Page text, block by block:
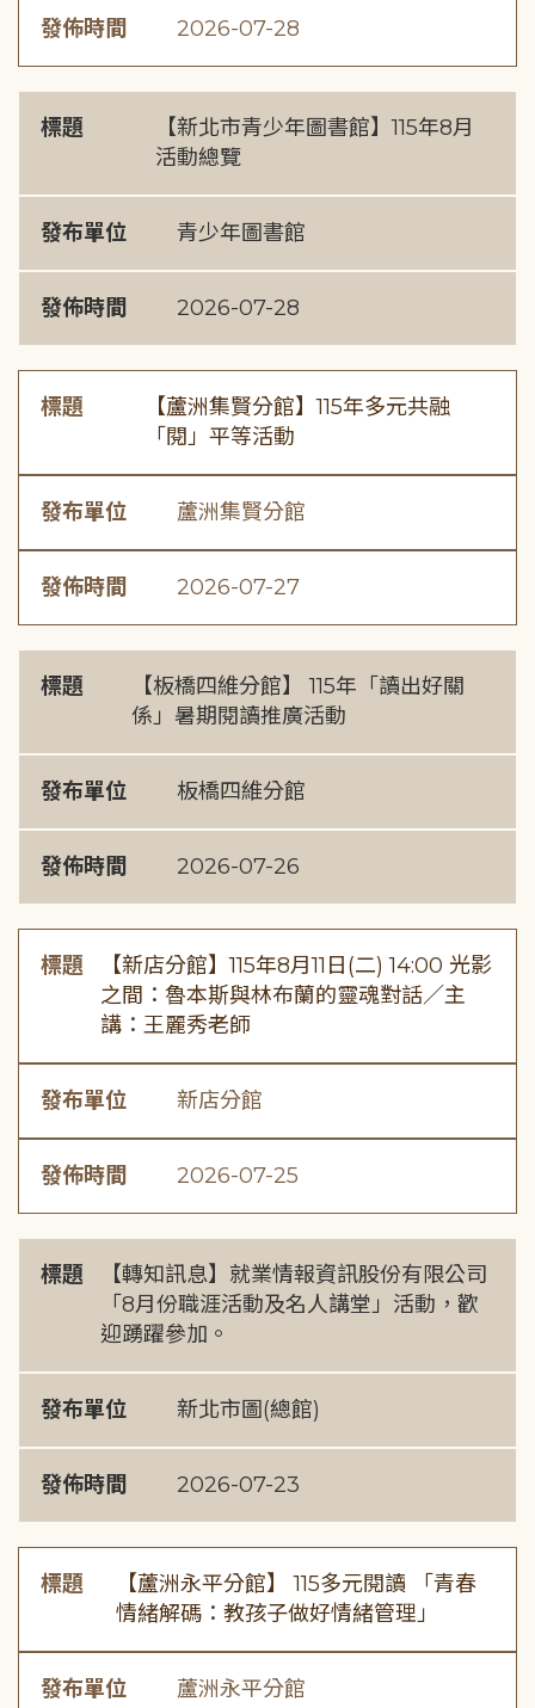
發佈時間 2026-07-28
標題
【新北市青少年圖書館】115年8月
活動總覽
發布單位 青少年圖書館
發佈時間 2026-07-28
標題
【蘆洲集賢分館】115年多元共融
「閱」平等活動
發布單位 蘆洲集賢分館
發佈時間 2026-07-27
標題
【板橋四維分館】 115年「讀出好關
係」暑期閱讀推廣活動
發布單位 板橋四維分館
發佈時間 2026-07-26
標題
【新店分館】115年8月11日(二) 14:00 光影
之間：魯本斯與林布蘭的靈魂對話／主
講：王麗秀老師
發布單位 新店分館
發佈時間 2026-07-25
標題
【轉知訊息】就業情報資訊股份有限公司
「8月份職涯活動及名人講堂」活動，歡
迎踴躍參加。
發布單位 新北市圖(總館)
發佈時間 2026-07-23
標題
【蘆洲永平分館】 115多元閱讀 「青春
情緒解碼：教孩子做好情緒管理」
發布單位 蘆洲永平分館